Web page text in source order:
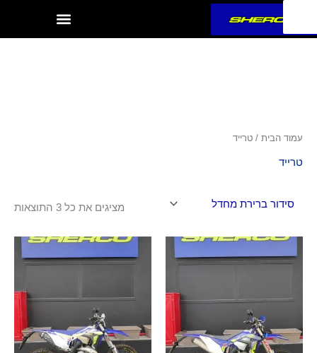
עמוד הבית / טרייד
טרייד
מציגים את כל ⁦3⁩ התוצאות